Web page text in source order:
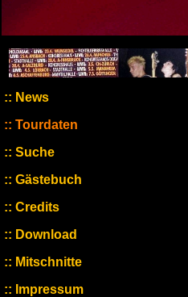
News
Tourdaten
Suche
Gästebuch
Credits
Download
Mitschnitte
Impressum